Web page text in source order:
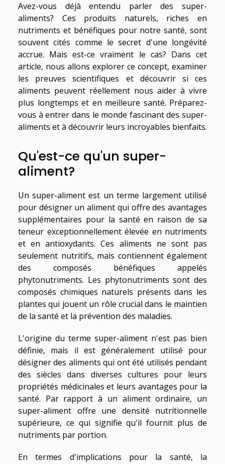
Avez-vous déjà entendu parler des super-
aliments? Ces produits naturels, riches en
nutriments et bénéfiques pour notre santé, sont
souvent cités comme le secret d'une longévité
accrue. Mais est-ce vraiment le cas? Dans cet
article, nous allons explorer ce concept, examiner
les preuves scientifiques et découvrir si ces
aliments peuvent réellement nous aider à vivre
plus longtemps et en meilleure santé. Préparez-
vous à entrer dans le monde fascinant des super-
aliments et à découvrir leurs incroyables bienfaits.
Qu'est-ce qu'un super-
aliment?
Un super-aliment est un terme largement utilisé
pour désigner un aliment qui offre des avantages
supplémentaires pour la santé en raison de sa
teneur exceptionnellement élevée en nutriments
et en antioxydants. Ces aliments ne sont pas
seulement nutritifs, mais contiennent également
des composés bénéfiques appelés
phytonutriments. Les phytonutriments sont des
composés chimiques naturels présents dans les
plantes qui jouent un rôle crucial dans le maintien
de la santé et la prévention des maladies.
L'origine du terme super-aliment n'est pas bien
définie, mais il est généralement utilisé pour
désigner des aliments qui ont été utilisés pendant
des siècles dans diverses cultures pour leurs
propriétés médicinales et leurs avantages pour la
santé. Par rapport à un aliment ordinaire, un
super-aliment offre une densité nutritionnelle
supérieure, ce qui signifie qu'il fournit plus de
nutriments par portion.
En termes d'implications pour la santé, la